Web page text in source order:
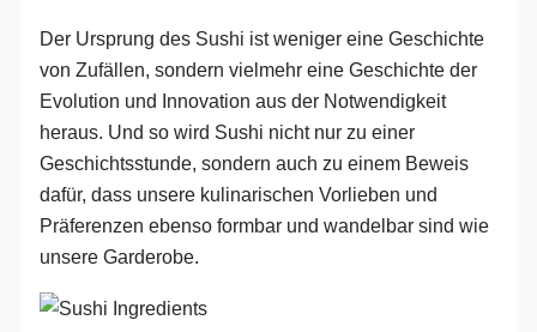
Der Ursprung des Sushi ist weniger eine Geschichte
von Zufällen, sondern vielmehr eine Geschichte der
Evolution und Innovation aus der Notwendigkeit
heraus. Und so wird Sushi nicht nur zu einer
Geschichtsstunde, sondern auch zu einem Beweis
dafür, dass unsere kulinarischen Vorlieben und
Präferenzen ebenso formbar und wandelbar sind wie
unsere Garderobe.